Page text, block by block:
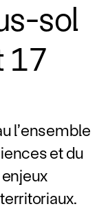
sol
17
l’ensemble
et du